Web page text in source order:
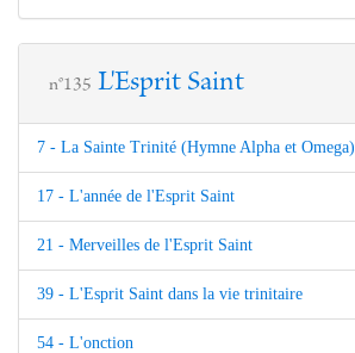
n°135 L'Esprit Saint
7 - La Sainte Trinité (Hymne Alpha et Omega)
17 - L'année de l'Esprit Saint
21 - Merveilles de l'Esprit Saint
39 - L'Esprit Saint dans la vie trinitaire
54 - L'onction